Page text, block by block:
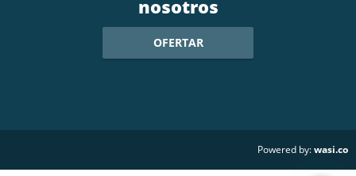
nosotros
OFERTAR
Powered by:wasi.co